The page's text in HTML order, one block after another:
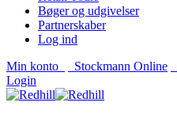
Bøger og udgivelser
Partnerskaber
Log ind
Min konto
Stockmann Online
Login